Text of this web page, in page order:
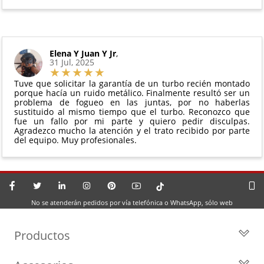
Elena Y Juan Y Jr,
31 Jul, 2025
Tuve que solicitar la garantía de un turbo recién montado
porque hacía un ruido metálico. Finalmente resultó ser un
problema de fogueo en las juntas, por no haberlas
sustituido al mismo tiempo que el turbo. Reconozco que
fue un fallo por mi parte y quiero pedir disculpas.
Agradezco mucho la atención y el trato recibido por parte
del equipo. Muy profesionales.
No se atenderán pedidos por vía telefónica o WhatsApp, sólo web
Productos